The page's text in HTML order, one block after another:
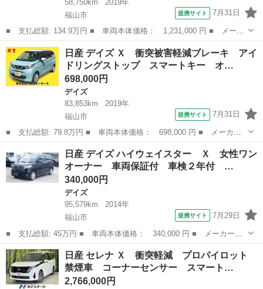
58,750km
2019年
福山市
提携サイト 7月31日
■ 支払総額: 134.9万円 ■ 車両本体価格： 1,231,000 円 ■ メーカ
ー名： 日産 ■ 車種名： ノート ■ グレード名： ｅ－パワーニ
スモ 純正ＳＤナビ 衝突被害軽減システム レーダークルーズ ド
ラレコ ...
広島 福山市 ノート
日産 デイズ Ｘ 衝突被害軽減ブレーキ アイ
ドリングストップ スマートキー オ…
698,000円
デイズ
83,853km
2019年
福山市
提携サイト 7月31日
■ 支払総額: 79.8万円 ■ 車両本体価格： 698,000 円 ■ メーカー
名： 日産 ■ 車種名： デイズ ■ グレード名： Ｘ 衝突被害軽
減ブレーキ アイドリングストップ スマートキー オートライト
オートエアコ...
福山市 デイズ
日産 デイズ ハイウェイスター Ｘ 女性ワン
オーナー 車両保証付 車検２年付 …
340,000円
デイズ
95,579km
2014年
福山市
提携サイト 7月29日
■ 支払総額: 45万円 ■ 車両本体価格： 340,000 円 ■ メーカー
名： 日産 ■ 車種名： デイズ ■ グレード名： ハイウェイスタ
ー Ｘ 女性ワンオーナー 車両保証付 車検２年付 バックカメ
ラ 純正ナビ フル...
広島 福山市 デイズ
日産 セレナ Ｘ 衝突軽減 プロパイロット
禁煙車 コーナーセンサー スマート…
2,766,000円